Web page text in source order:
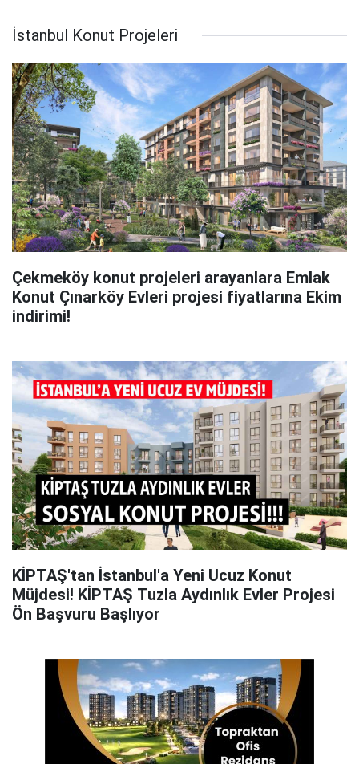
İstanbul Konut Projeleri
Çekmeköy konut projeleri arayanlara Emlak
Konut Çınarköy Evleri projesi fiyatlarına Ekim
indirimi!
KİPTAŞ'tan İstanbul'a Yeni Ucuz Konut
Müjdesi! KİPTAŞ Tuzla Aydınlık Evler Projesi
Ön Başvuru Başlıyor